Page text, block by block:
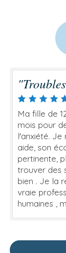
Ma fille de
mois pour
l'anxiété. Je
aide, son
pertinente,
trouver des
bien . Je la
vraie
humaines ,